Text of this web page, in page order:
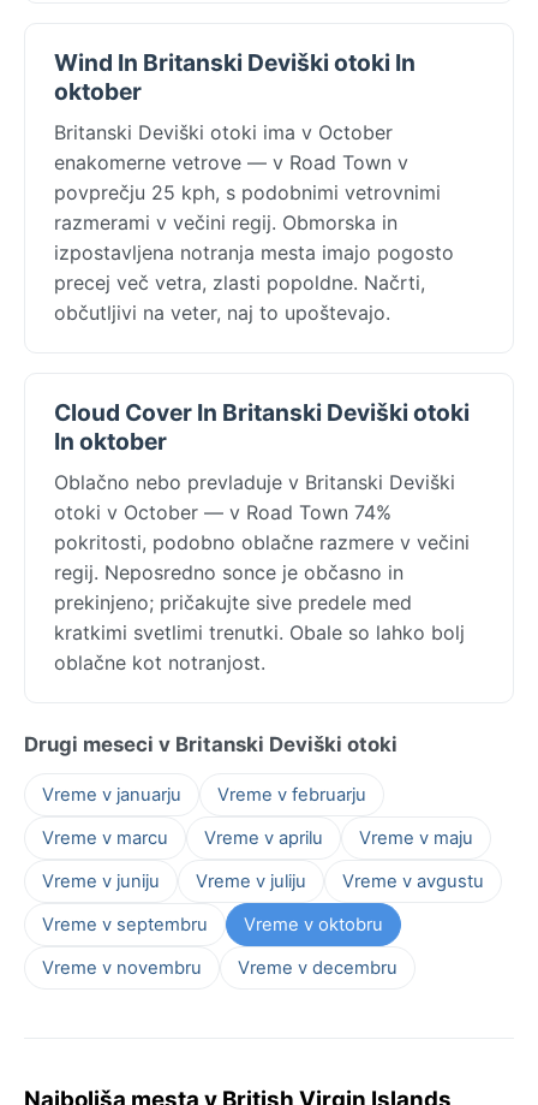
Wind In Britanski Deviški otoki In
oktober
Britanski Deviški otoki ima v October
enakomerne vetrove — v Road Town v
povprečju 25 kph, s podobnimi vetrovnimi
razmerami v večini regij. Obmorska in
izpostavljena notranja mesta imajo pogosto
precej več vetra, zlasti popoldne. Načrti,
občutljivi na veter, naj to upoštevajo.
Cloud Cover In Britanski Deviški otoki
In oktober
Oblačno nebo prevladuje v Britanski Deviški
otoki v October — v Road Town 74%
pokritosti, podobno oblačne razmere v večini
regij. Neposredno sonce je občasno in
prekinjeno; pričakujte sive predele med
kratkimi svetlimi trenutki. Obale so lahko bolj
oblačne kot notranjost.
Drugi meseci v Britanski Deviški otoki
Vreme v januarju
Vreme v februarju
Vreme v marcu
Vreme v aprilu
Vreme v maju
Vreme v juniju
Vreme v juliju
Vreme v avgustu
Vreme v septembru
Vreme v oktobru
Vreme v novembru
Vreme v decembru
Najboljša mesta v British Virgin Islands